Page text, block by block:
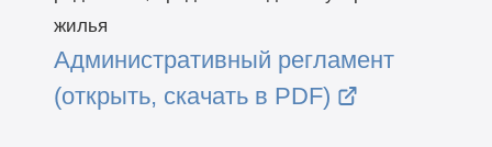
жилья
Административный регламент
(открыть, скачать в PDF)